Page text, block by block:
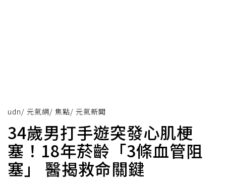
udn/ 元氣網/ 焦點/ 元氣新聞
34歲男打手遊突發心肌梗
塞！18年菸齡「3條血管阻
塞」 醫揭救命關鍵